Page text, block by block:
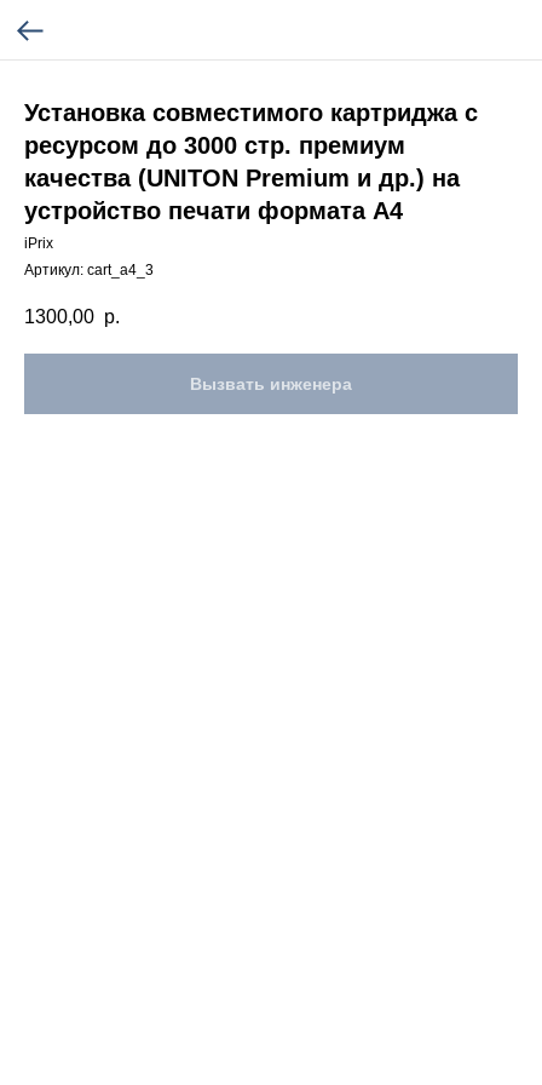
Установка совместимого картриджа с
ресурсом до 3000 стр. премиум
качества (UNITON Premium и др.) на
устройство печати формата А4
iPrix
Артикул: cart_a4_3
1300,00 р.
Вызвать инженера